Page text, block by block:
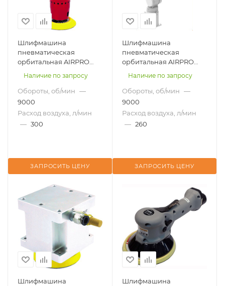
Шлифмашина
пневматическая
орбитальная AIRPRO
Наличие по запросу
Обороты, об/мин —
9000
Расход воздуха, л/мин
— 300
ЗАПРОСИТЬ ЦЕНУ
Шлифмашина
пневматическая
орбитальная AIRPRO
Наличие по запросу
Обороты, об/мин —
9000
Расход воздуха, л/мин
— 260
ЗАПРОСИТЬ ЦЕНУ
Шлифмашина
Шлифмашина